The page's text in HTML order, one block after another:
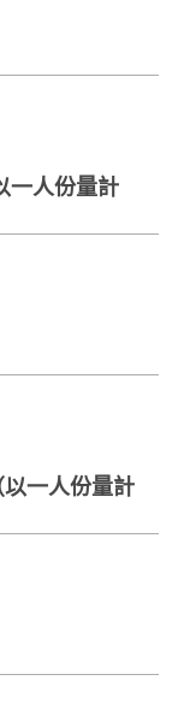
一人份量計
一人份量計